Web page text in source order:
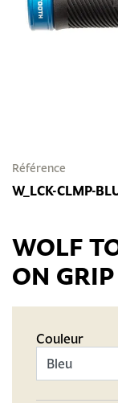
Référence
W_LCK-CLMP-
WOLF
ON
Couleur